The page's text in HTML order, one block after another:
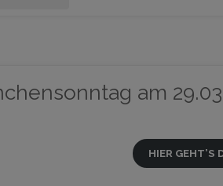
am am
HIER GEHT’S